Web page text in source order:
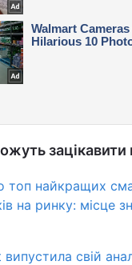
зацікавити
топ найкращих
на ринку: місце
свій